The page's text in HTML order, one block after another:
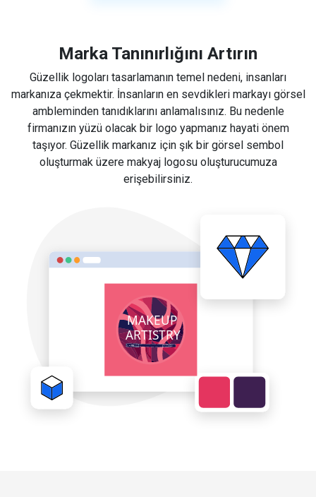
Marka Tanınırlığını Artırın
Güzellik logoları tasarlamanın temel nedeni, insanları
markanıza çekmektir. İnsanların en sevdikleri markayı görsel
ambleminden tanıdıklarını anlamalısınız. Bu nedenle
firmanızın yüzü olacak bir logo yapmanız hayati önem
taşıyor. Güzellik markanız için şık bir görsel sembol
oluşturmak üzere makyaj logosu oluşturucumuza
erişebilirsiniz.